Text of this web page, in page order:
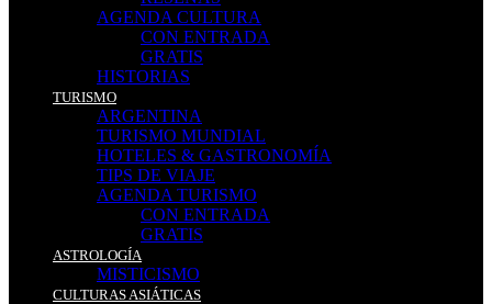
AGENDA CULTURA
CON ENTRADA
GRATIS
HISTORIAS
TURISMO
ARGENTINA
TURISMO MUNDIAL
HOTELES & GASTRONOMÍA
TIPS DE VIAJE
AGENDA TURISMO
CON ENTRADA
GRATIS
ASTROLOGÍA
MISTICISMO
CULTURAS ASIÁTICAS